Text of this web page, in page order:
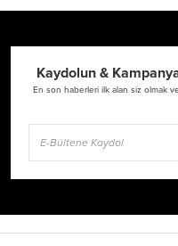
Kaydolun &
En son haberleri ilk alan siz olmak